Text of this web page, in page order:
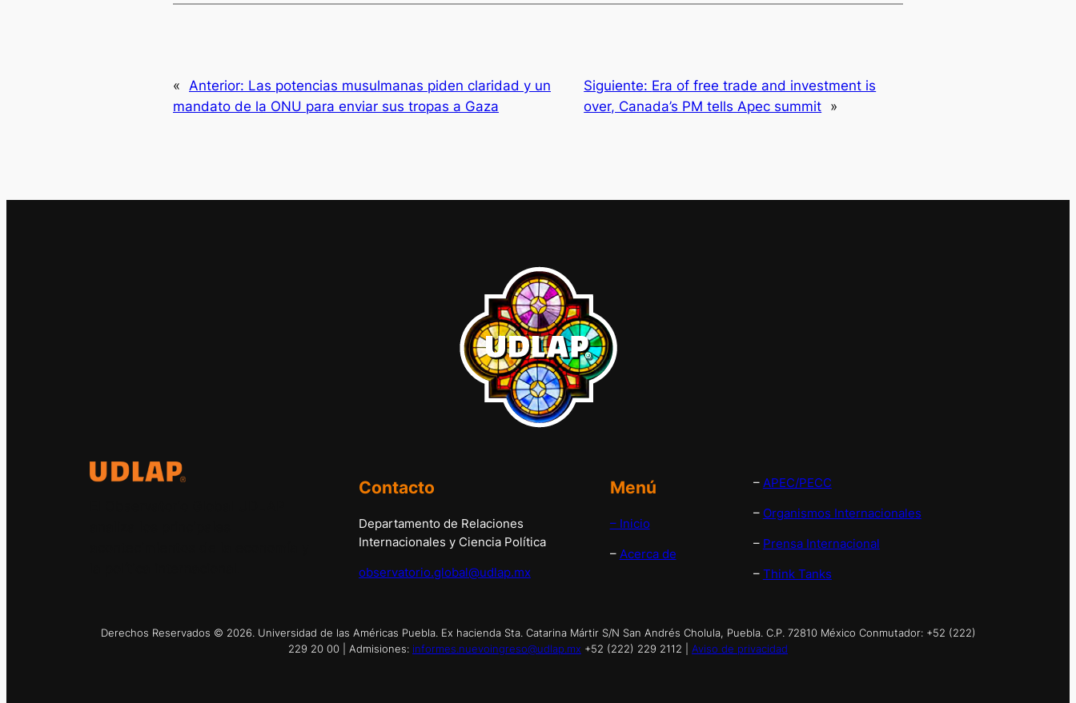
« Anterior: Las potencias musulmanas piden claridad y un
mandato de la ONU para enviar sus tropas a Gaza
Siguiente: Era of free trade and investment is
over, Canada’s PM tells Apec summit »
Contacto
Departamento de Relaciones
Internacionales y Ciencia Política
observatorio.global@udlap.mx
Menú
– Inicio
– Acerca de
– APEC/PECC
– Organismos Internacionales
– Prensa Internacional
– Think Tanks
Derechos Reservados © 2026. Universidad de las Américas Puebla. Ex hacienda Sta. Catarina Mártir S/N San Andrés Cholula, Puebla. C.P. 72810 México Conmutador: +52 (222)
229 20 00 | Admisiones: informes.nuevoingreso@udlap.mx +52 (222) 229 2112 | Aviso de privacidad